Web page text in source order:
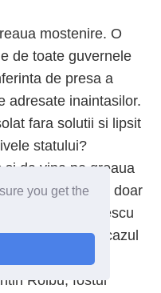
you get the
mostenire. O
de toate guvernele
de presa a
adresate inaintasilor.
fara solutii si lipsit
statului?
si da vina pe greaua
Sa ne uitam doar
Dan Diaconescu
PDL in cazul
Videanu,
Roibu, fostul